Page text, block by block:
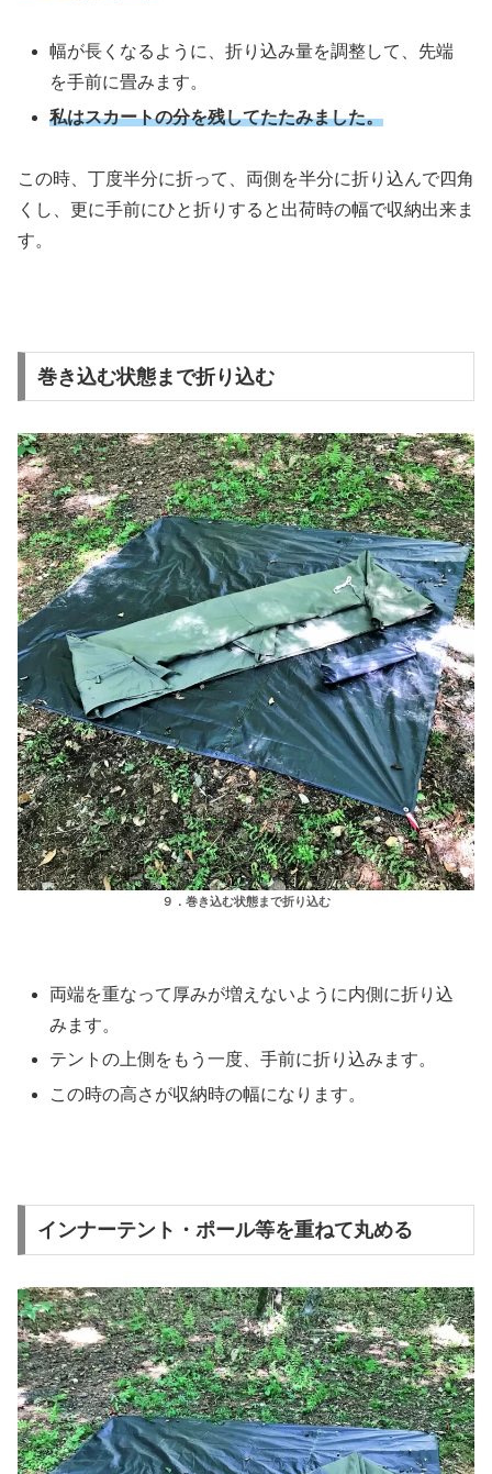
幅が長くなるように、折り込み量を調整して、先端
を手前に畳みます。
私はスカートの分を残してたたみました。
この時、丁度半分に折って、両側を半分に折り込んで四角
くし、更に手前にひと折りすると出荷時の幅で収納出来ま
す。
巻き込む状態まで折り込む
９．巻き込む状態まで折り込む
両端を重なって厚みが増えないように内側に折り込
みます。
テントの上側をもう一度、手前に折り込みます。
この時の高さが収納時の幅になります。
インナーテント・ポール等を重ねて丸める